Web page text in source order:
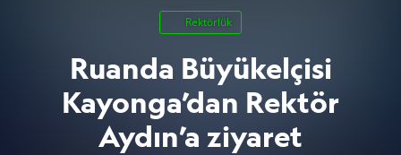
Rektörlük
Ruanda Büyükelçisi
Kayonga’dan Rektör
Aydın’a ziyaret